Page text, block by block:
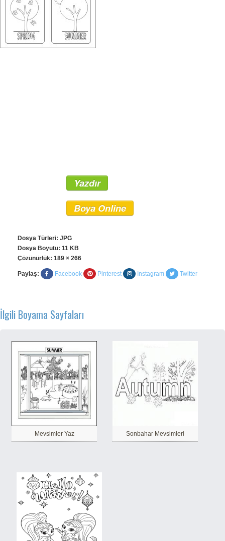
Yazdır
Boya Online
Dosya Türleri: JPG
Dosya Boyutu: 11 KB
Çözünürlük: 189 × 266
Paylaş: Facebook Pinterest Instagram Twitter
İlgili Boyama Sayfaları
Mevsimler Yaz Sonbahar Mevsimleri